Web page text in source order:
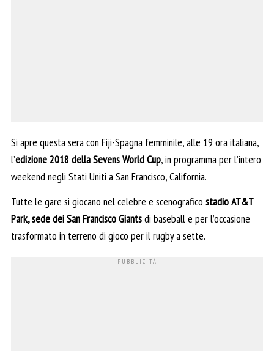
Si apre questa sera con Fiji-Spagna femminile, alle 19 ora italiana,
l’edizione 2018 della Sevens World Cup, in programma per l’intero
weekend negli Stati Uniti a San Francisco, California.
Tutte le gare si giocano nel celebre e scenografico stadioAT&T
Park, sede dei San Francisco Giantsdi baseball e per l’occasione
trasformato in terreno di gioco per il rugby a sette.